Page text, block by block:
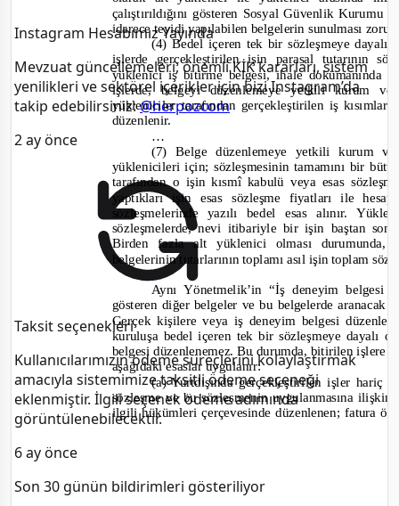
Instagram Hesabımız Yayında
Mevzuat güncellemeleri, önemli KİK kararları, sistem
yenilikleri ve sektörel içerikler için bizi Instagram’da
takip edebilirsiniz:@herpozcom
2 ay önce
Taksit seçenekleri
Kullanıcılarımızın ödeme süreçlerini kolaylaştırmak
amacıyla sistemimize taksitli ödeme seçeneği
eklenmiştir. İlgili seçenek ödeme adımında
görüntülenebilecektir.
6 ay önce
Son 30 günün bildirimleri gösteriliyor
çalıştırıldığını gösteren Sosyal Güvenlik
idarece teyidi yapılabilen belgelerin sunulması
(4) Bedel içeren tek bir sözleşmeye
işlerde gerçekleştirilen işin parasal tutarının
yüklenici iş bitirme belgesi, ihale dokümanında
işlerde, belgeyi düzenlemeye yetkili kurum
yükleniciler tarafından gerçekleştirilen iş
düzenlenir.
…
(7) Belge düzenlemeye yetkili kurum
yüklenicileri için; sözleşmesinin tamamını bir
tarafından o işin kısmî kabulü veya esas
yaptıkları işin esas sözleşme fiyatları ile
sözleşmelerinde yazılı bedel esas alınır.
sözleşmelerde, nevi itibariyle bir işin baştan
Birden fazla alt yüklenici olması
belgelerinin tutarlarının toplamı asıl işin toplam
Aynı Yönetmelik’in “İş deneyim
gösteren diğer belgeler ve bu belgelerde aranacak
Gerçek kişilere veya iş deneyim belgesi
kuruluşa bedel içeren tek bir sözleşmeye dayalı
belgesi düzenlenemez. Bu durumda, bitirilen
aşağıdaki esaslar uygulanır:
(a) Yurtdışında gerçekleştirilen işler hariç
sözleşme ve bu sözleşmenin uygulanmasına
ilgili hükümleri çerçevesinde düzenlenen; fatura